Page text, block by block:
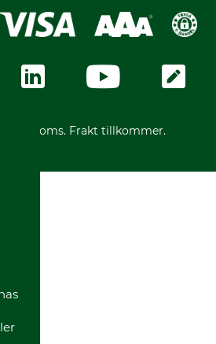
moms. Frakt tillkommer.